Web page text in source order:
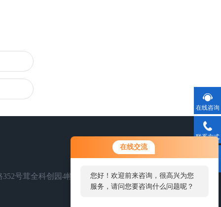
在线交流
您好！欢迎前来咨询，很高兴为您
服务，请问您要咨询什么问题呢？
号茸全科创园4幢
在线咨询
联系方式